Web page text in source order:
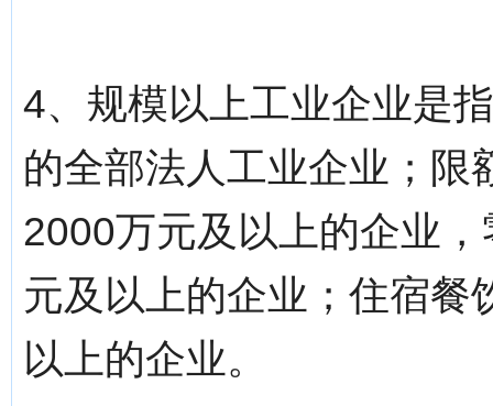
4、规模以上工业企业是
的全部法人工业企业；限
2000万元及以上的企业
元及以上的企业；住宿餐
以上的企业。